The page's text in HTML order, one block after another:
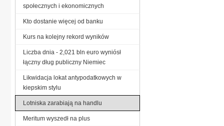
społecznych i ekonomicznych
Kto dostanie więcej od banku
Kurs na kolejny rekord wyników
Liczba dnia - 2,021 bln euro wyniósł
łączny dług publiczny Niemiec
Likwidacja lokat antypodatkowych w
kiepskim stylu
Lotniska zarabiają na handlu
Meritum wyszedł na plus